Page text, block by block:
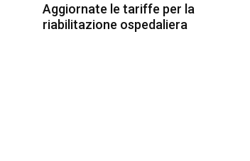
Aggiornate le tariffe per la
riabilitazione ospedaliera